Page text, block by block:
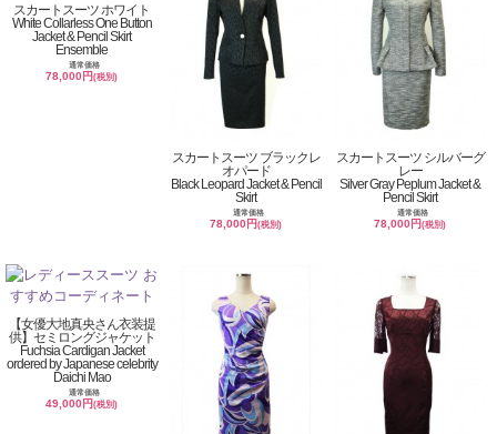
スカートスーツ ホワイト
White Collarless One Button
Jacket & Pencil Skirt
Ensemble
通常価格
78,000円(税別)
スカートスーツ ブラックレ
オパード
Black Leopard Jacket & Pencil
Skirt
通常価格
78,000円(税別)
スカートスーツ シルバーグ
レー
Silver Gray Peplum Jacket &
Pencil Skirt
通常価格
78,000円(税別)
【女優大地真央さん衣装提
供】セミロングジャケット
Fuchsia Cardigan Jacket
ordered by Japanese celebrity
Daichi Mao
通常価格
49,000円(税別)